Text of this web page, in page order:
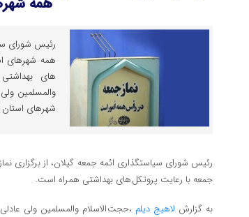
رئیس شورای
همه شهرهای
های
والمسلمین
شهرهای استان
رئیس شورای سیاستگذاری ائمه جمعه گیلان، از برگزاری
جمعه با رعایت پروتکل های بهداشتی همراه است.
به گزارش لاهیج دیلم ،حجت الاسلام والمسلمین ولی